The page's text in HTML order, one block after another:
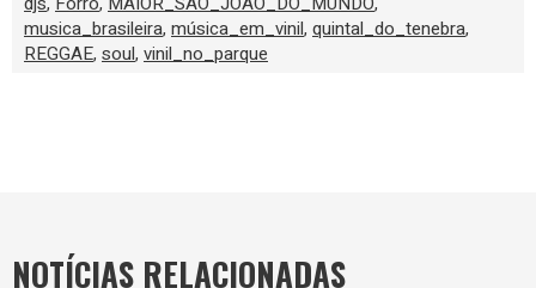
musica_brasileira, música_em_vinil, quintal_do_tenebra,
REGGAE, soul, vinil_no_parque
NOTÍCIAS RELACIONADAS